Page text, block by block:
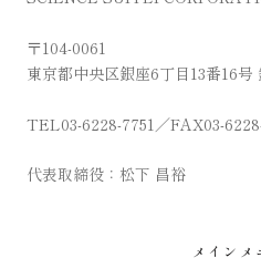
〒104-0061
東京都中央区銀座6丁目13番16
TEL03-6228-7751／FAX03-
代表取締役：松下 昌裕
メインメ